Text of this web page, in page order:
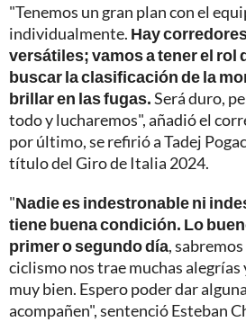
"Tenemos un gran plan con el
individualmente. Hay
versátiles; vamos a tener el rol
buscar la clasificación de la
brillar en las fugas.Será duro,
todo y lucharemos", añadió el
por último, se refirió a Tadej
título del Giro de Italia 2024.
"Nadie es indestronable ni
tiene buena condición. Lo
primer o segundo día,
ciclismo nos trae muchas alegrías
muy bien. Espero poder dar
acompañen", sentenció Esteban